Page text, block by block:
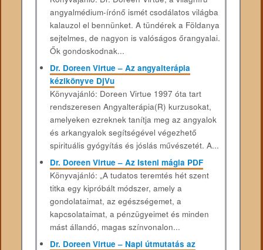
angyalmédium-írónő ismét csodálatos világba
kalauzol el bennünket. A tündérek a Földanya
sejtelmes, de nagyon is valóságos őrangyalai.
Ők gondoskodnak...
Dr. Doreen Virtue – Az angyalterápia
kézikönyve DjVu
Könyvajánló: Doreen Virtue 1997 óta tart
rendszeresen Angyalterápia(R) kurzusokat,
amelyeken ezreknek tanítja meg az angyalok
és arkangyalok segítségével végezhető
spirituális gyógyítás és jóslás művészetét. A...
Dr. Doreen Virtue – Az Isteni mágia PDF
Könyvajánló: „A tudatos teremtés hét szent
titka egy kipróbált módszer, amely a
gondolataimat, az egészségemet, a
kapcsolataimat, a pénzügyeimet és minden
mást állandó, magas színvonalon...
Dr. Doreen Virtue – Napi útmutatás az